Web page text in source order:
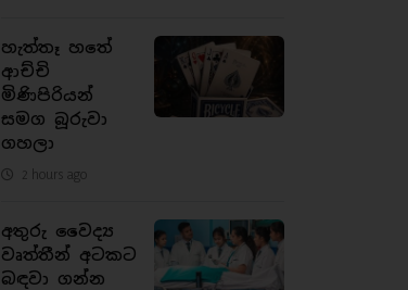
හැත්තෑ හතේ
ආච්චි
මිණිපිරියන්
සමග බූරුවා
ගහලා
2 hours ago
අතුරු වෛද්‍ය
වෘත්තීන් අටකට
බඳවා ගන්න